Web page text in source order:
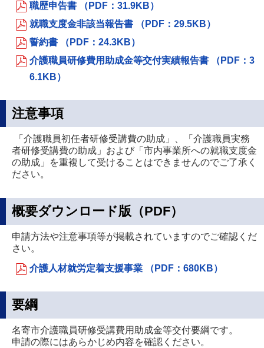
職歴申告書 （PDF：31.9KB）
就職支度金非該当報告書 （PDF：29.5KB）
誓約書 （PDF：24.3KB）
介護職員研修費用助成金等交付実績報告書 （PDF：3
6.1KB）
注意事項
「介護職員初任者研修受講費の助成」、「介護職員実務
者研修受講費の助成」および「市内事業所への就職支度金
の助成」を重複して受けることはできませんのでご了承く
ださい。
概要ダウンロード版（PDF）
申請方法や注意事項等が掲載されていますのでご確認くだ
さい。
介護人材就労定着支援事業 （PDF：680KB）
要綱
名寄市介護職員研修受講費用助成金等交付要綱です。
申請の際にはあらかじめ内容を確認ください。